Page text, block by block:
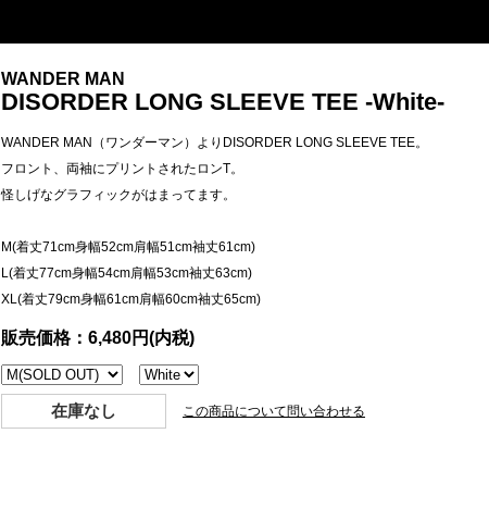
WANDER MAN
DISORDER LONG SLEEVE TEE -White-
WANDER MAN（ワンダーマン）よりDISORDER LONG SLEEVE TEE。
フロント、両袖にプリントされたロンT。
怪しげなグラフィックがはまってます。
M(着丈71cm身幅52cm肩幅51cm袖丈61cm)
L(着丈77cm身幅54cm肩幅53cm袖丈63cm)
XL(着丈79cm身幅61cm肩幅60cm袖丈65cm)
販売価格：6,480円(内税)
在庫なし この商品について問い合わせる